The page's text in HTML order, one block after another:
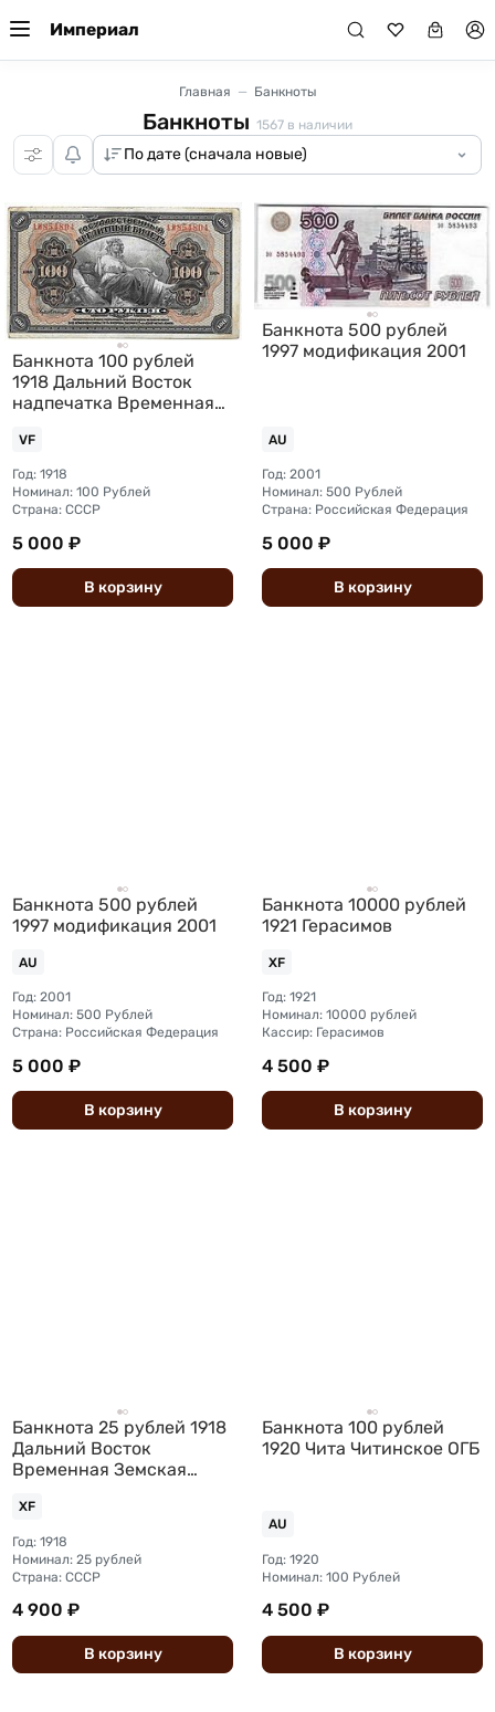
Империал
Главная Банкноты
Банкноты 1567 в наличии
Банкнота 100 рублей
1918 Дальний Восток
надпечатка Временная
Прибайкалья
VF
Год: 1918
Номинал: 100 Рублей
Страна: СССР
5 000 ₽
В корзину
Банкнота 500 рублей
1997 модификация 2001
AU
Год: 2001
Номинал: 500 Рублей
Страна: Российская Федерация
5 000 ₽
В корзину
Банкнота 500 рублей
1997 модификация 2001
AU
Год: 2001
Номинал: 500 Рублей
Страна: Российская Федерация
5 000 ₽
В корзину
Банкнота 10000 рублей
1921 Герасимов
XF
Год: 1921
Номинал: 10000 рублей
Кассир: Герасимов
4 500 ₽
В корзину
Банкнота 25 рублей 1918
Дальний Восток
Временная Земская
надпечатка
XF
Год: 1918
Номинал: 25 рублей
Страна: СССР
4 900 ₽
В корзину
Банкнота 100 рублей
1920 Чита Читинское ОГБ
AU
Год: 1920
Номинал: 100 Рублей
4 500 ₽
В корзину